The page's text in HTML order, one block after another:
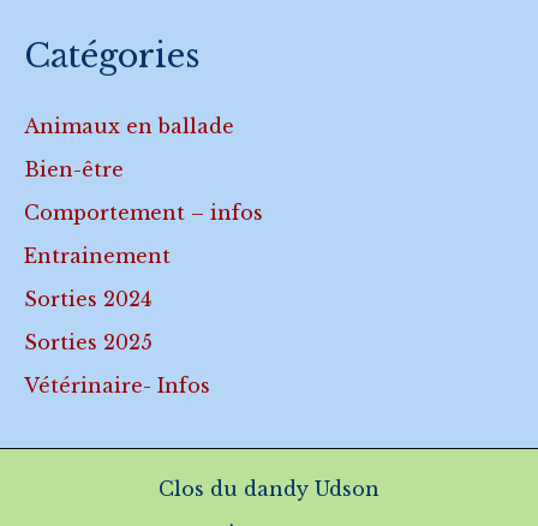
Catégories
Animaux en ballade
Bien-être
Comportement – infos
Entrainement
Sorties 2024
Sorties 2025
Vétérinaire- Infos
Clos du dandy Udson